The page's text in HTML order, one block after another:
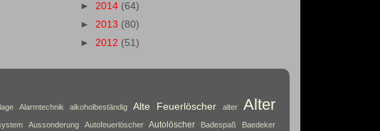
► 2014 (64)
► 2013 (80)
► 2012 (51)
Alarmtechnik alkoholbeständig Alte Feuerlöscher alter
Alter
Aussonderung Autofeuerlöscher Autolöscher Badespaß
Baedeker